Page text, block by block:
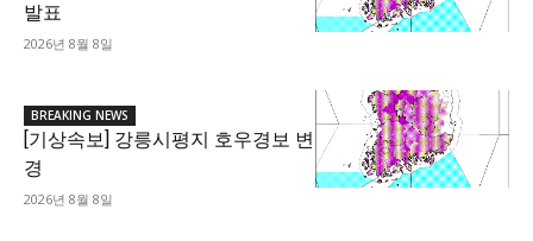
발표
2026년 8월 8일
BREAKING NEWS
[기상속보] 강릉시평지 호우경보 변
경
2026년 8월 8일